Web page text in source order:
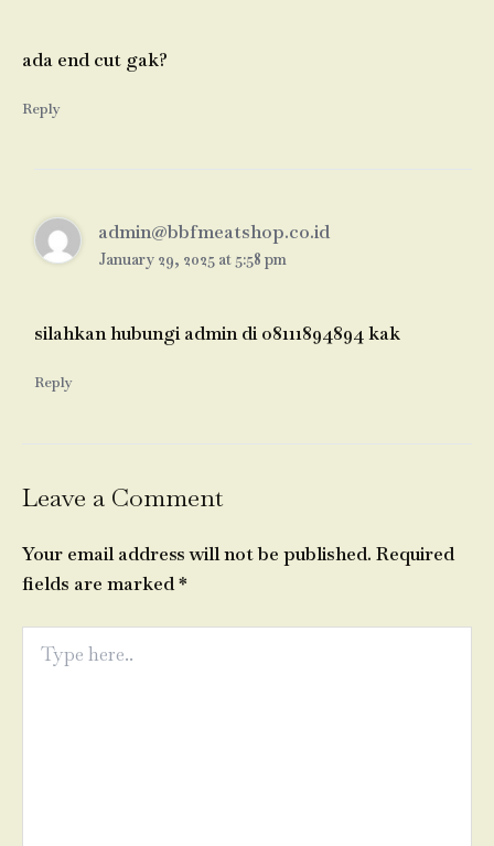
ada end cut gak?
Reply
admin@bbfmeatshop.co.id
January 29, 2025 at 5:58 pm
silahkan hubungi admin di 08111894894 kak
Reply
Leave a Comment
Your email address will not be published. Required
fields are marked*
here..